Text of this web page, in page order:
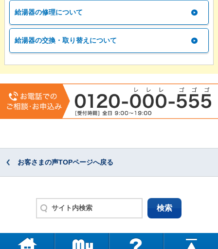
給湯器の修理について
給湯器の交換・取り替えについて
お客さまの声TOPページへ戻る